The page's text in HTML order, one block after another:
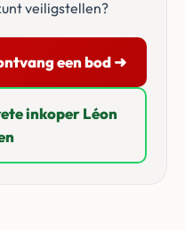
veiligstellen?
een bod ➜
inkoper Léon